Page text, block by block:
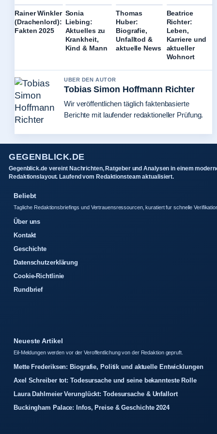
Rainer Winkler
(Drachenlord):
Fakten 2025
Sonia
Liebing:
Aktuelles zu
Krankheit,
Kind & Mann
Thomas
Huber:
Biografie,
Unfalltod &
aktuelle News
Beatrice
Richter:
Leben,
Karriere und
aktueller
Wohnort
UBER DEN AUTOR
Tobias Simon Hoffmann Richter
Wir veröffentlichen täglich faktenbasierte
Berichte mit laufender redaktioneller Prüfung.
GEGENBLICK.DE
Gegenblick.de vereint Nachrichten, Ratgeber und Analysen in einem
Redaktionslayout. Laufend vom Redaktionsteam aktualisiert.
Beliebt
Tagliche Redaktionsbriefings und Vertrauensressourcen, kuratiert fur schnelle
Über uns
Kontakt
Geschichte
Datenschutzerklärung
Cookie-Richtlinie
Rundbrief
Neueste Artikel
Eil-Meldungen werden vor der Veroffentlichung von der Redaktion gepruft.
Mette Frederiksen: Biografie, Politik und aktuelle Entwicklungen
Axel Schreiber tot: Todesursache und seine bekannteste Rolle
Laura Dahlmeier Verunglückt: Todesursache & Unfallort
Buckingham Palace: Infos, Preise & Geschichte 2024